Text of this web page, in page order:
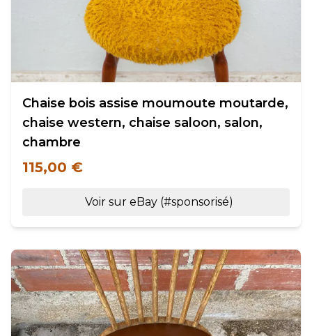
Chaise bois assise moumoute moutarde,
chaise western, chaise saloon, salon,
chambre
115,00 €
Voir sur eBay (#sponsorisé)